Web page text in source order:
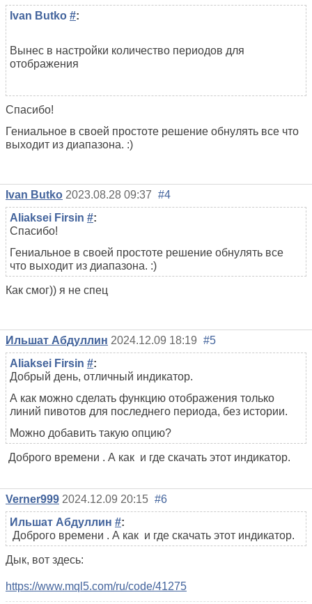
Ivan Butko #:
Вынес в настройки количество периодов для
отображения
Спасибо!
Гениальное в своей простоте решение обнулять все что
выходит из диапазона. :)
Ivan Butko 2023.08.28 09:37 #4
Aliaksei Firsin #:
Спасибо!
Гениальное в своей простоте решение обнулять все
что выходит из диапазона. :)
Как смог)) я не спец
Ильшат Абдуллин 2024.12.09 18:19 #5
Aliaksei Firsin #:
Добрый день, отличный индикатор.
А как можно сделать функцию отображения только
линий пивотов для последнего периода, без истории.
Можно добавить такую опцию?
Доброго времени . А как и где скачать этот индикатор.
Verner999 2024.12.09 20:15 #6
Ильшат Абдуллин #:
Доброго времени . А как и где скачать этот индикатор.
Дык, вот здесь:
https://www.mql5.com/ru/code/41275